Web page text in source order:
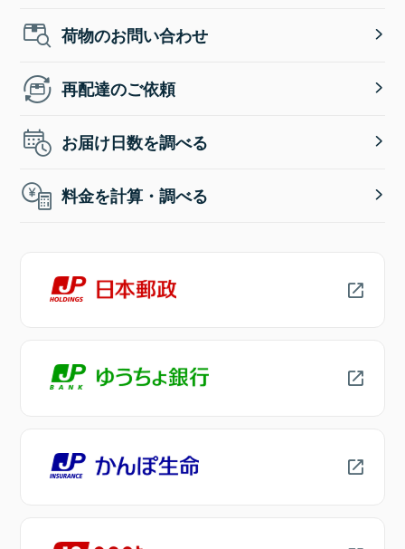
荷物のお問い合わせ
再配達のご依頼
お届け日数を調べる
料金を計算・調べる